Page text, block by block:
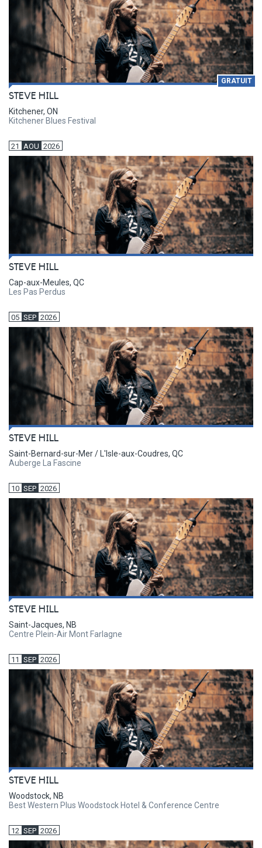
GRATUIT
STEVE HILL
Kitchener, ON
Kitchener Blues Festival
21 AOU 2026
STEVE HILL
Cap-aux-Meules, QC
Les Pas Perdus
05 SEP 2026
STEVE HILL
Saint-Bernard-sur-Mer / L'Isle-aux-Coudres, QC
Auberge La Fascine
10 SEP 2026
STEVE HILL
Saint-Jacques, NB
Centre Plein-Air Mont Farlagne
11 SEP 2026
STEVE HILL
Woodstock, NB
Best Western Plus Woodstock Hotel & Conference Centre
12 SEP 2026